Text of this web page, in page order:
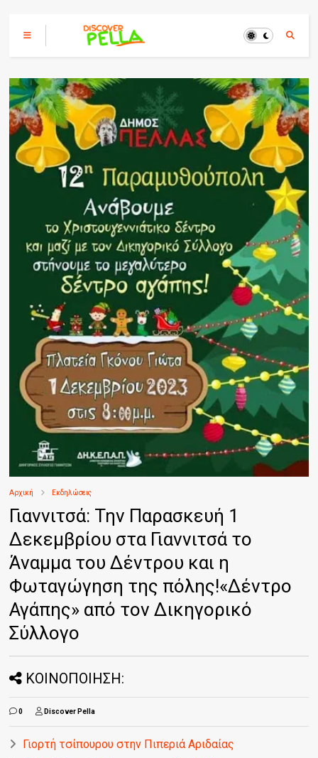
Αρχική Εκδηλώσεις
Γιαννιτσά: Την Παρασκευή 1
Δεκεμβρίου στα Γιαννιτσά το
Άναμμα του Δέντρου και η
Φωταγώγηση της πόλης!«Δέντρο
Αγάπης» από τον Δικηγορικό
Σύλλογο
ΚΟΙΝΟΠΟΙΗΣΗ:
0 Discover Pella
Γιορτή τσίπουρου στην Πιπεριά Αριδαίας